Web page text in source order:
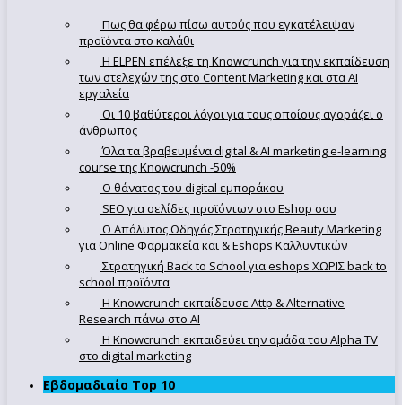
Πως θα φέρω πίσω αυτούς που εγκατέλειψαν
προϊόντα στο καλάθι
Η ELPEN επέλεξε τη Knowcrunch για την εκπαίδευση
των στελεχών της στο Content Marketing και στα AI
εργαλεία
Οι 10 βαθύτεροι λόγοι για τους οποίους αγοράζει ο
άνθρωπος
Όλα τα βραβευμένα digital & AI marketing e-learning
course της Knowcrunch -50%
Ο θάνατος του digital εμποράκου
SEO για σελίδες προϊόντων στο Eshop σου
Ο Απόλυτoς Οδηγός Στρατηγικής Beauty Marketing
για Online Φαρμακεία και & Eshops Καλλυντικών
Στρατηγική Back to School για eshops ΧΩΡΙΣ back to
school προϊόντα
Η Knowcrunch εκπαίδευσε Attp & Alternative
Research πάνω στο ΑΙ
Η Knowcrunch εκπαιδεύει την ομάδα του Alpha TV
στο digital marketing
Εβδομαδιαίο Top 10